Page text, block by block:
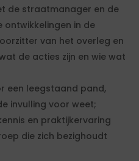
de straatmanager en de
in de
van het overleg en
de acties zijn en wie wat
een leegstaand pand,
invulling voor weet;
en praktijkervaring
die zich bezighoudt